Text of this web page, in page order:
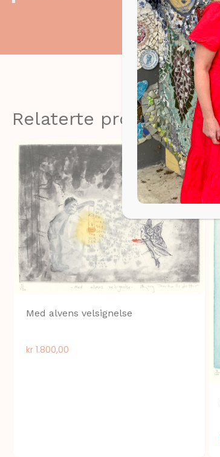
Relaterte produkter
Med alvens velsignelse
kr 1.800,00